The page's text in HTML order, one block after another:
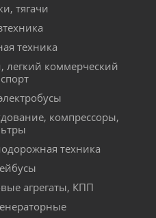
тягачи
техника
легкий коммерческий
компрессоры,
техника
агрегаты, КПП